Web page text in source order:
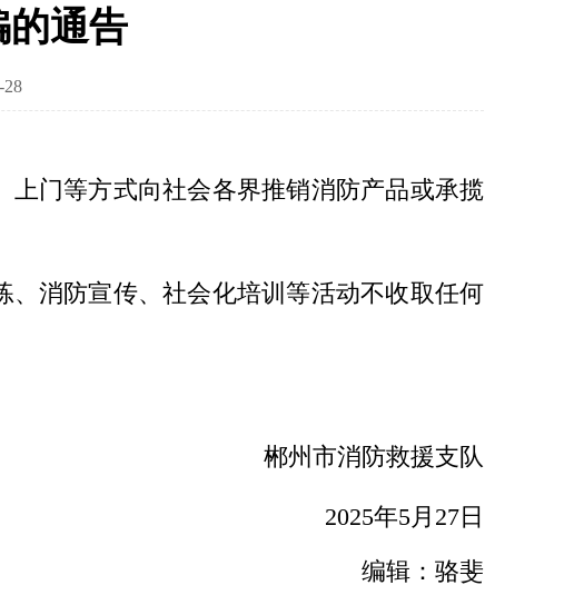
的通告
28
门等方式向社会各界推销消防产品或承揽
消防宣传、社会化培训等活动不收取任何
郴州市消防救援支队
2025年5月27日
编辑：骆斐